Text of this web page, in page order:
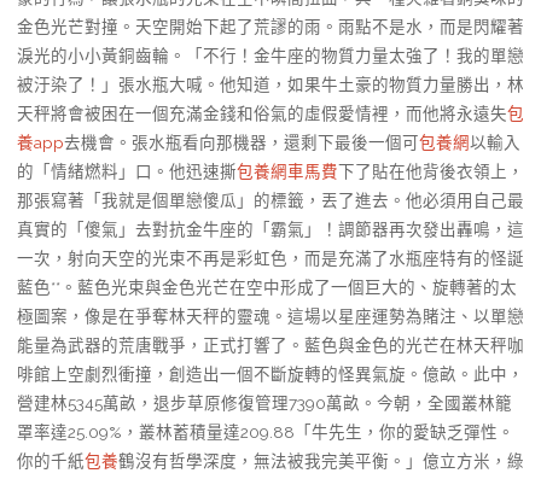
金色光芒對撞。天空開始下起了荒謬的雨。雨點不是水，而是閃耀著
淚光的小小黃銅齒輪。「不行！金牛座的物質力量太強了！我的單戀
被汙染了！」張水瓶大喊。他知道，如果牛土豪的物質力量勝出，林
天秤將會被困在一個充滿金錢和俗氣的虛假愛情裡，而他將永遠失包
養app去機會。張水瓶看向那機器，還剩下最後一個可包養網以輸入
的「情緒燃料」口。他迅速撕包養網車馬費下了貼在他背後衣領上，
那張寫著「我就是個單戀傻瓜」的標籤，丟了進去。他必須用自己最
真實的「傻氣」去對抗金牛座的「霸氣」！調節器再次發出轟鳴，這
一次，射向天空的光束不再是彩虹色，而是充滿了水瓶座特有的怪誕
藍色**。藍色光束與金色光芒在空中形成了一個巨大的、旋轉著的太
極圖案，像是在爭奪林天秤的靈魂。這場以星座運勢為賭注、以單戀
能量為武器的荒唐戰爭，正式打響了。藍色與金色的光芒在林天秤咖
啡館上空劇烈衝撞，創造出一個不斷旋轉的怪異氣旋。億畝。此中，
營建林5345萬畝，退步草原修復管理7390萬畝。今朝，全國叢林籠
罩率達25.09%，叢林蓄積量達209.88「牛先生，你的愛缺乏彈性。
你的千紙包養鶴沒有哲學深度，無法被我完美平衡。」億立方米，綠